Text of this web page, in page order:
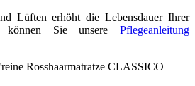
Lüften erhöht die Lebensdauer Ihrer
können Sie unsere Pflegeanleitung
Rosshaarmatratze CLASSICO